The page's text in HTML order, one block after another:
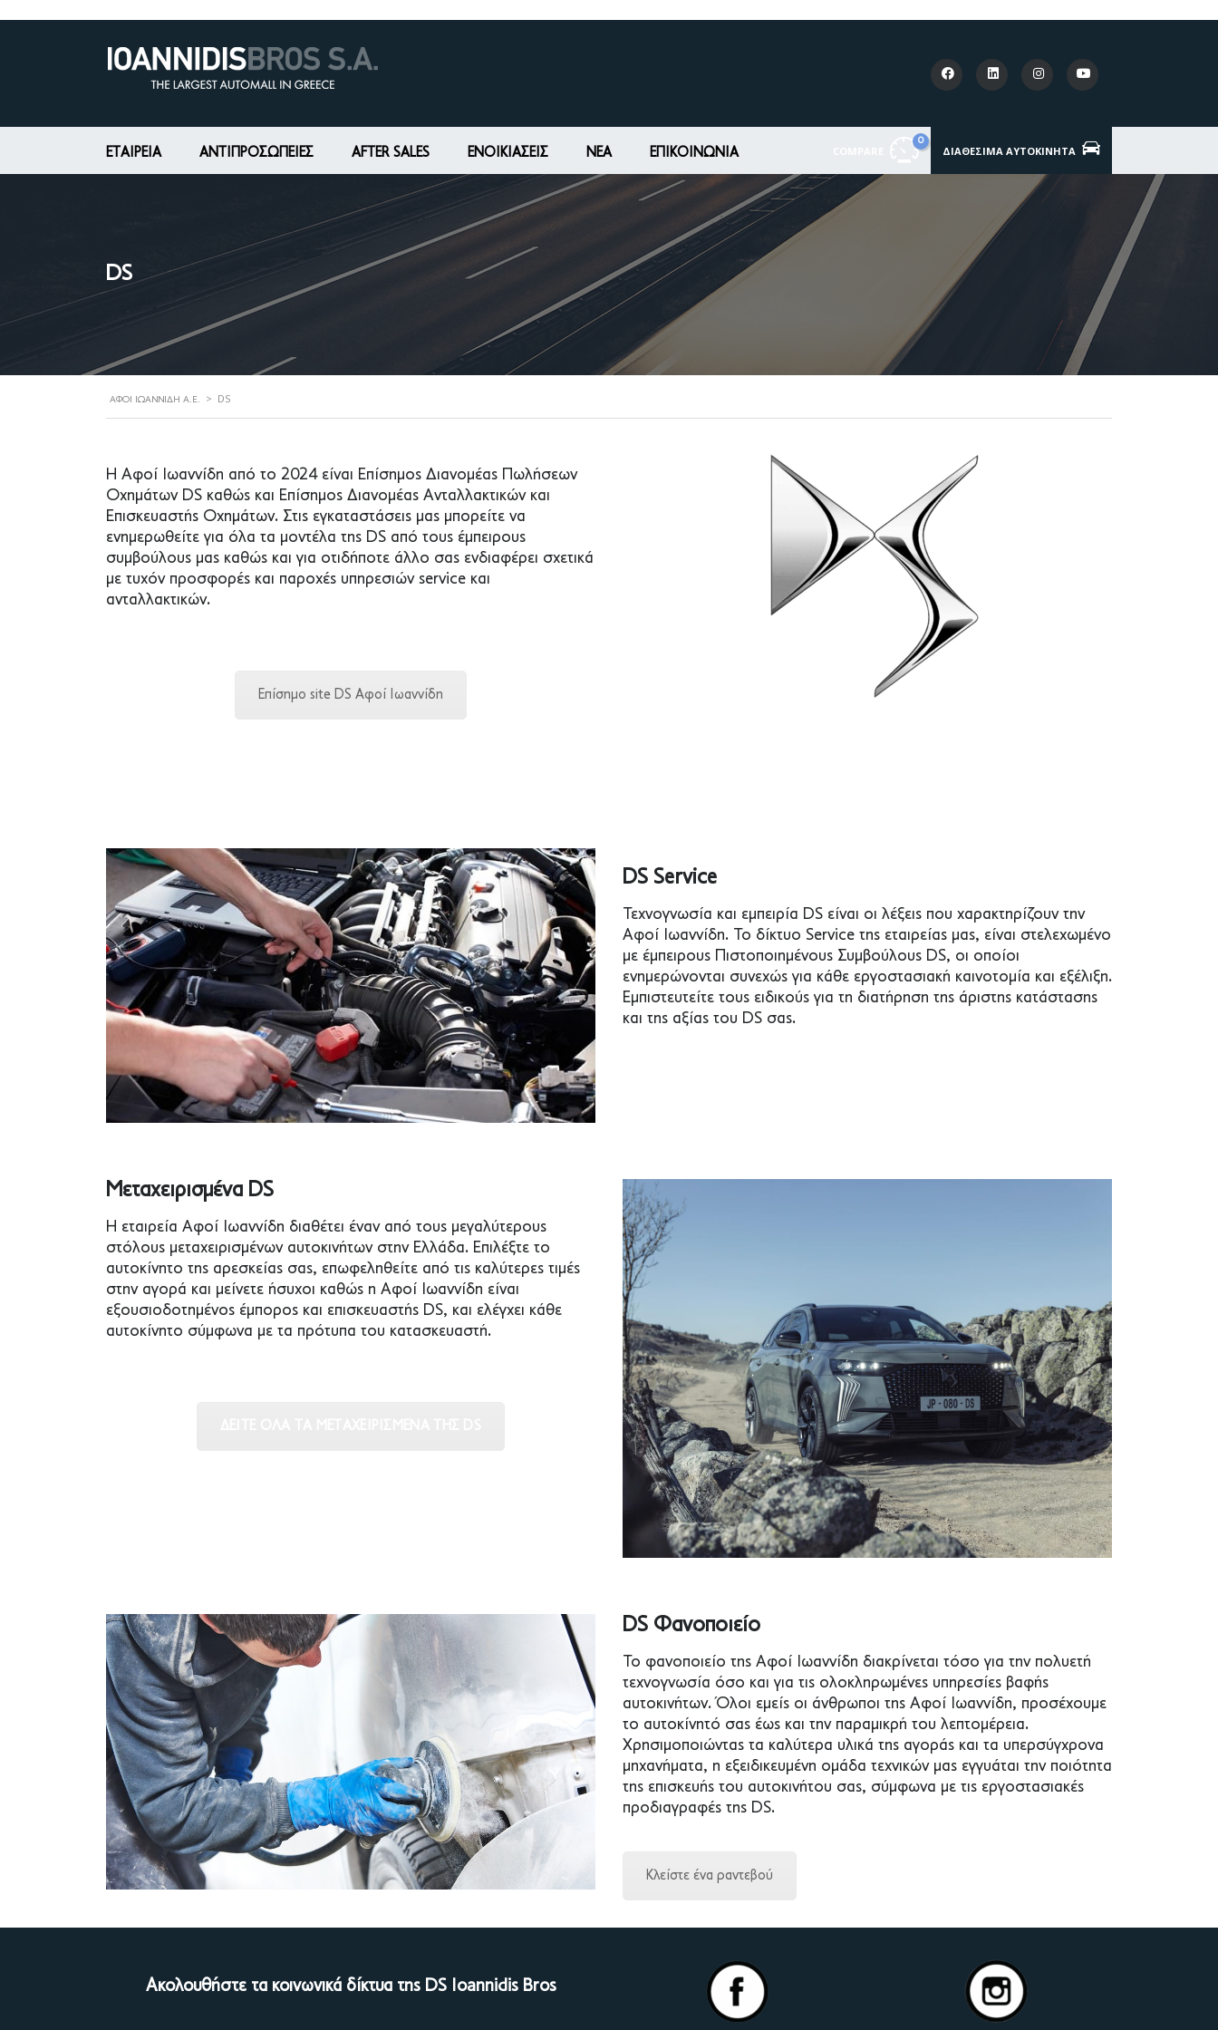
0
ΔΙΑΘΈΣΙΜΑ ΑΥΤΟΚΊΝΗΤΑ
ΕΤΑΙΡΕΊΑ ΑΝΤΙΠΡΟΣΩΠΕΙΕΣ AFTER SALES ΕΝΟΙΚΙΆΣΕΙΣ ΝΕΑ ΕΠΙΚΟΙΝΩΝΊΑ
DS
ΑΦΟΊ ΙΩΑΝΝΊΔΗ Α.Ε. > DS
Η Αφοί Ιωαννίδη από το 2024 είναι Επίσημος Διανομέας Πωλήσεων
Οχημάτων DS καθώς και Επίσημος Διανομέας Ανταλλακτικών και
Επισκευαστής Οχημάτων. Στις εγκαταστάσεις μας μπορείτε να
ενημερωθείτε για όλα τα μοντέλα της DS από τους έμπειρους
συμβούλους μας καθώς και για οτιδήποτε άλλο σας ενδιαφέρει σχετικά
με τυχόν προσφορές και παροχές υπηρεσιών service και
ανταλλακτικών.
Επίσημο site DS Αφοί Ιωαννίδη
DS Service
Τεχνογνωσία και εμπειρία DS είναι οι λέξεις που χαρακτηρίζουν την
Αφοί Ιωαννίδη. Το δίκτυο Service της εταιρείας μας, είναι στελεχωμένο
με έμπειρους Πιστοποιημένους Συμβούλους DS, οι οποίοι
ενημερώνονται συνεχώς για κάθε εργοστασιακή καινοτομία και εξέλιξη.
Εμπιστευτείτε τους ειδικούς για τη διατήρηση της άριστης κατάστασης
και της αξίας του DS σας.
Mεταχειρισμένα DS
Η εταιρεία Αφοί Ιωαννίδη διαθέτει έναν από τους μεγαλύτερους
στόλους μεταχειρισμένων αυτοκινήτων στην Ελλάδα. Επιλέξτε το
αυτοκίνητο της αρεσκείας σας, επωφεληθείτε από τις καλύτερες τιμές
στην αγορά και μείνετε ήσυχοι καθώς η Αφοί Ιωαννίδη είναι
εξουσιοδοτημένος έμπορος και επισκευαστής DS, και ελέγχει κάθε
αυτοκίνητο σύμφωνα με τα πρότυπα του κατασκευαστή.
DS Φανοποιείο
Το φανοποιείο της Αφοί Ιωαννίδη διακρίνεται τόσο για την πολυετή
τεχνογνωσία όσο και για τις ολοκληρωμένες υπηρεσίες βαφής
αυτοκινήτων. Όλοι εμείς οι άνθρωποι της Αφοί Ιωαννίδη, προσέχουμε
το αυτοκίνητό σας έως και την παραμικρή του λεπτομέρεια.
Χρησιμοποιώντας τα καλύτερα υλικά της αγοράς και τα υπερσύγχρονα
μηχανήματα, η εξειδικευμένη ομάδα τεχνικών μας εγγυάται την ποιότητα
της επισκευής του αυτοκινήτου σας, σύμφωνα με τις εργοστασιακές
προδιαγραφές της DS.
Κλείστε ένα ραντεβού
Ακολουθήστε τα κοινωνικά δίκτυα της DS Ioannidis Bros